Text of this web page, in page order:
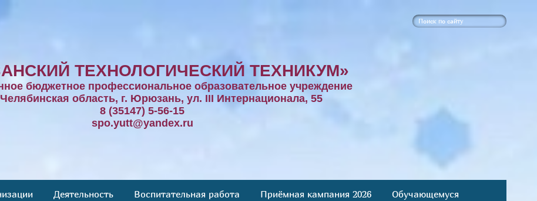
ТЕХНОЛОГИЧЕСКИЙ ТЕХНИКУМ»
бюджетное профессиональное образовательное учреждение
область, г. Юрюзань, ул. III Интернационала, 55
8 (35147) 5-56-15
spo.yutt@yandex.ru
Деятельность Воспитательная работа Приёмная кампания 2026 Обучающемуся